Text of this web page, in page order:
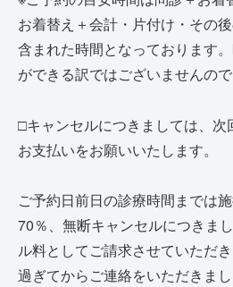
お着替え＋会計・片付け・その
含まれた時間となっております
ができる訳ではございませんので
□キャンセルにつきましては、次
お支払いをお願いいたします。
ご予約日前日の診療時間までは
70％、無断キャンセルにつきま
ル料としてご請求させていただ
過ぎてからご連絡をいただきま